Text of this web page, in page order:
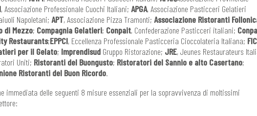
, Associazione Professionale Cuochi Italiani; APGA, Associazione Pasticceri Gelatieri
Napoletani; APT, Associazione Pizza Tramonti; Associazione Ristoranti
di Mezzo; Compagnia Gelatieri; Conpait, Confederazione Pasticceri italiani;
Restaurants;EPPCI, Eccellenza Professionale Pasticceria Cioccolateria Italiana; FIC
per il Gelato; Imprendisud Gruppo Ristorazione; JRE, Jeunes Restaurateurs
Uniti; Ristoranti del Buongusto; Ristoratori del Sannio e alto Casertano;
Ristoranti del Buon Ricordo.
immediata delle seguenti 8 misure essenziali per la sopravvivenza di moltissimi